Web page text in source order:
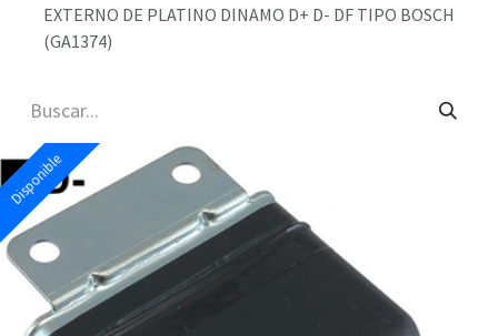
EXTERNO DE PLATINO DINAMO D+ D- DF TIPO BOSCH
(GA1374)
Disponible
Disponible